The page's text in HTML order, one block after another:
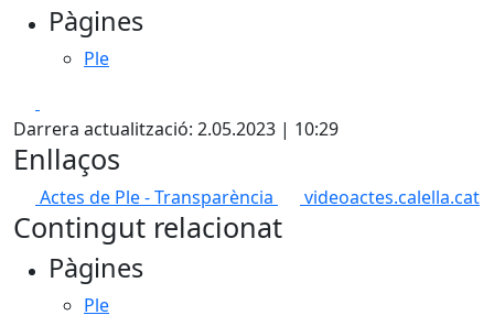
Pàgines
Ple
Darrera actualització: 2.05.2023 | 10:29
Enllaços
Actes de Ple - Transparència videoactes.calella.cat
Contingut relacionat
Pàgines
Ple